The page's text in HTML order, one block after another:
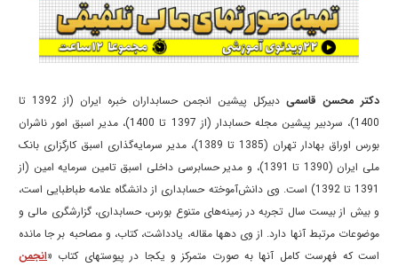
دکتر محسن قاسمی
دبیرکل پیشین انجمن حسابداران خبره ایران (از 1392 تا
1400)، سردبیر پیشین مجله حسابدار (از 1397 تا 1400)، مدیر اسبق امور ناشران
بورس اوراق بهادار تهران (1385 تا 1389)، مدیر سرمایه‌گذاری اسبق کارگزاری بانک
ملی ایران (1390 تا 1391)، و مدیر حسابرسی داخلی اسبق تامین سرمایه امین (از
1391 تا 1392) است. وی دانش‌آموخته حسابداری از دانشگاه علامه طباطبایی است،
و بیش از بیست سال تجربه در زمینه‌های متنوع بورس، حسابداری، گزارشگری مالی و
موضوعات مرتبط آنها دارد. از وی دهها مقاله، یادداشت، کتاب، و مصاحبه بر جا مانده
است که فهرست کامل آنها به صورت متمرکز و یکجا در پیوستهای کتاب «انجمن